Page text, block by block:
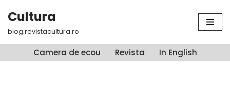
Sari
conținut
Cultura
blog.revistacultura.ro
Camera de ecou Revista In English